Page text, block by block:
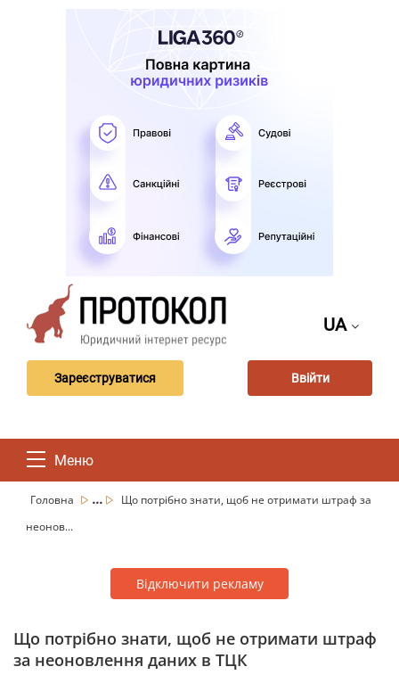
UA
Зареєструватися Ввійти
Меню
Головна ...
Що потрібно знати, щоб не отримати штраф за
неонов...
Відключити рекламу
Що потрібно знати, щоб не отримати штраф
за неоновлення даних в ТЦК